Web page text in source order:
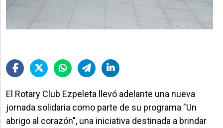
El Rotary Club Ezpeleta llevó adelante una nueva
jornada solidaria como parte de su programa "Un
abrigo al corazón", una iniciativa destinada a brindar